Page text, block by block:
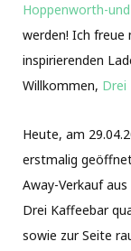
Hoppenworth-
werden! Ich freue
inspirierenden
Willkommen, Drei
Heute, am
erstmalig
Away-Verkauf
Drei Kaffeebar
sowie zur Seite